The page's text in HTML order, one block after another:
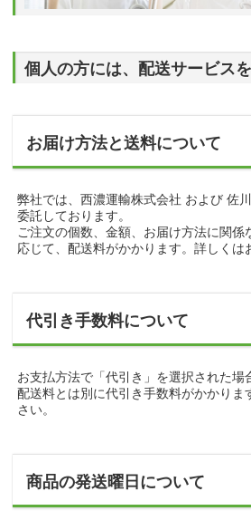
個人の方には、配送サービス
お届け方法と送料について
弊社では、西濃運輸株式会社 および 佐
委託しております。
ご注文の個数、金額、お届け方法に関係
応じて、配送料がかかります。詳しくは
代引き手数料について
お支払方法で「代引き」を選択された場
配送料とは別に代引き手数料がかかりま
さい。
商品の発送曜日について